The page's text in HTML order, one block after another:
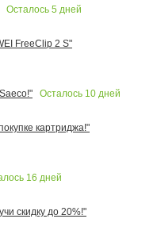
Осталось 5 дней
FreeClip 2 S"
Осталось 10 дней
картриджа!"
16 дней
скидку до 20%!"